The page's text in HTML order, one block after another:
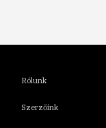
Rólunk
Szerzőink